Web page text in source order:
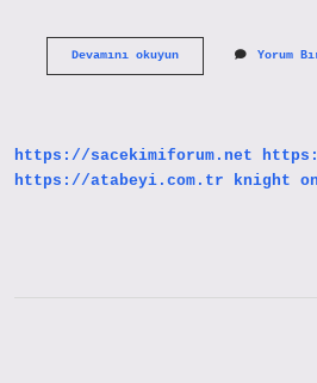
Devamını okuyunAsteğmen
Yorum
https://sacekimiforum.net
https://atabeyi.com.tr
knight